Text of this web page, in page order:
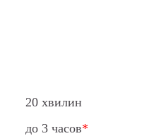
20 хвилин
до 3 часов*